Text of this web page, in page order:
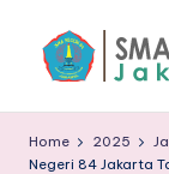
M
Home 2025
Negeri 84 Jakarta